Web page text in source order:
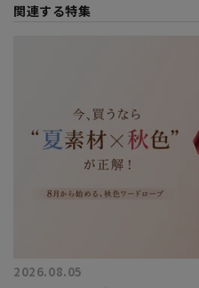
関連する特集
2026.08.05